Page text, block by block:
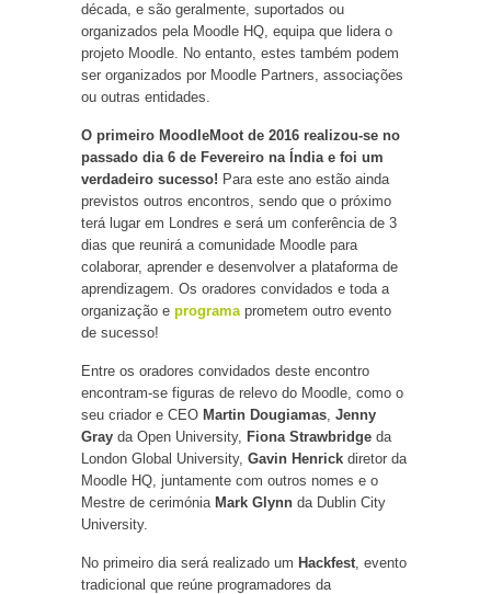
década, e são geralmente, suportados ou
organizados pela Moodle HQ, equipa que lidera o
projeto Moodle. No entanto, estes também podem
ser organizados por Moodle Partners, associações
ou outras entidades.
O primeiro MoodleMoot de 2016 realizou-se no
passado dia 6 de Fevereiro na Índia e foi um
verdadeiro sucesso! Para este ano estão ainda
previstos outros encontros, sendo que o próximo
terá lugar em Londres e será um conferência de 3
dias que reunirá a comunidade Moodle para
colaborar, aprender e desenvolver a plataforma de
aprendizagem. Os oradores convidados e toda a
organização e programa prometem outro evento
de sucesso!
Entre os oradores convidados deste encontro
encontram-se figuras de relevo do Moodle, como o
seu criador e CEO Martin Dougiamas, Jenny
Gray da Open University, Fiona Strawbridge da
London Global University, Gavin Henrick diretor da
Moodle HQ, juntamente com outros nomes e o
Mestre de cerimónia Mark Glynn da Dublin City
University.
No primeiro dia será realizado um Hackfest, evento
tradicional que reúne programadores da